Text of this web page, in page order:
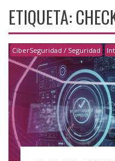
ETIQUETA:
CiberSeguridad / Seguridad